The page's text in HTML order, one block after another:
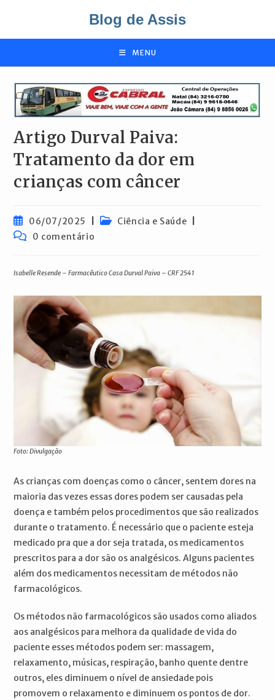
o
Blog de Assis
MENU
Artigo Durval Paiva:
Tratamento da dor em
crianças com câncer
Post
publicado:
06/07/2025
Categoria
Ciência e Saúde
Comentários
0 comentário
Isabelle Resende – Farmacêutico Casa Durval Paiva – CRF 2541
Foto: Divulgação
As crianças com doenças como o câncer, sentem dores na
maioria das vezes essas dores podem ser causadas pela
doença e também pelos procedimentos que são realizados
durante o tratamento. É necessário que o paciente esteja
medicado pra que a dor seja tratada, os medicamentos
prescritos para a dor são os analgésicos. Alguns pacientes
além dos medicamentos necessitam de métodos não
farmacológicos.
Os métodos não farmacológicos são usados como aliados
aos analgésicos para melhora da qualidade de vida do
paciente esses métodos podem ser: massagem,
relaxamento, músicas, respiração, banho quente dentre
outros, eles diminuem o nível de ansiedade pois
promovem o relaxamento e diminuem os pontos de dor.